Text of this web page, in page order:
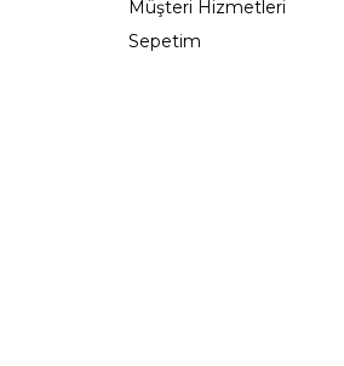
Müşteri Hizmetleri
Sepetim